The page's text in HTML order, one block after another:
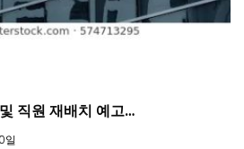
직원 재배치 예고…
일